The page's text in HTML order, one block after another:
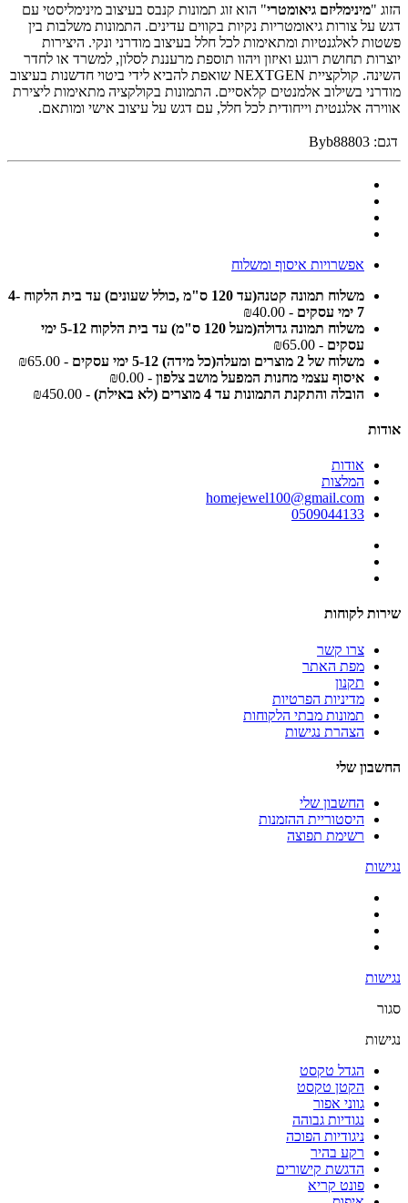
הזוג "מינימליזם גיאומטרי" הוא זוג תמונות קנבס בעיצוב מינימליסטי עם
דגש על צורות גיאומטריות נקיות בקווים עדינים. התמונות משלבות בין
פשטות לאלגנטיות ומתאימות לכל חלל בעיצוב מודרני ונקי. היצירות
יוצרות תחושת רוגע ואיזון ויהוו תוספת מרעננת לסלון, למשרד או לחדר
השינה. קולקציית NEXTGEN שואפת להביא לידי ביטוי חדשנות בעיצוב
מודרני בשילוב אלמנטים קלאסיים. התמונות בקולקציה מתאימות ליצירת
אווירה אלגנטית וייחודית לכל חלל, עם דגש על עיצוב אישי ומותאם.
דגם: Byb88803
אפשרויות איסוף ומשלוח
משלוח תמונה קטנה(עד 120 ס"מ ,כולל שעונים) עד בית הלקוח 4-
7 ימי עסקים
- ₪40.00
משלוח תמונה גדולה(מעל 120 ס"מ) עד בית הלקוח 5-12 ימי
עסקים - ₪65.00
משלוח של 2 מוצרים ומעלה(כל מידה) 5-12 ימי עסקים
- ₪65.00
איסוף עצמי מחנות המפעל מושב צלפון - ₪0.00
הובלה והתקנת התמונות עד 4 מוצרים (לא באילת)
- ₪450.00
אודות
אודות
המלצות
homejewel100@gmail.com
0509044133
שירות לקוחות
צרו קשר
מפת האתר
תקנון
מדיניות הפרטיות
תמונות מבתי הלקוחות
הצהרת נגישות
החשבון שלי
החשבון שלי
היסטוריית ההזמנות
רשימת תפוצה
נגישות
נגישות
סגור
נגישות
הגדל טקסט
הקטן טקסט
גווני אפור
נגודיות גבוהה
ניגודיות הפוכה
רקע בהיר
הדגשת קישורים
פונט קריא